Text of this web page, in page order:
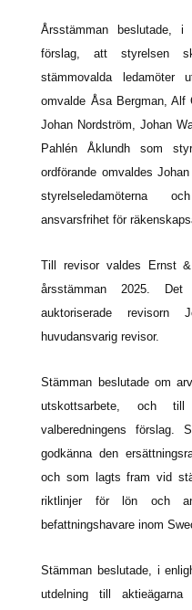
Årsstämman beslutade, i
förslag, att styrelsen
stämmovalda ledamöter
omvalde Åsa Bergman, Alf
Johan Nordström, Johan
Pahlén Åklundh som
ordförande omvaldes
styrelseledamöterna
ansvarsfrihet för
Till revisor valdes Ernst
årsstämman 2025.
auktoriserade revisorn
huvudansvarig revisor.
Stämman beslutade om
utskottsarbete, och
valberedningens förslag.
godkänna den
och som lagts fram vid
riktlinjer för lön och
befattningshavare inom
Stämman beslutade, i
utdelning till